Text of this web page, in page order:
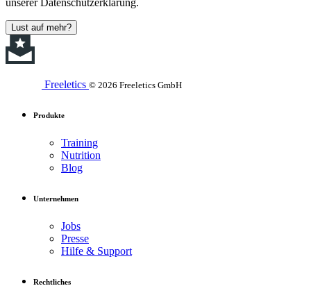
unserer Datenschutzerklärung.
Lust auf mehr?
Freeletics © 2026 Freeletics GmbH
Produkte
Training
Nutrition
Blog
Unternehmen
Jobs
Presse
Hilfe & Support
Rechtliches